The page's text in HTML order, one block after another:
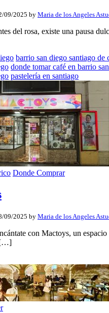
09/2025 by Maria de los Angeles
del rosa, existe una pausa
barrio san diego santiago de
donde tomar café en barrio
pastelería en santiago
Donde Comprar
09/2025 by Maria de los Angeles
con Mactoys, un espacio
[…]